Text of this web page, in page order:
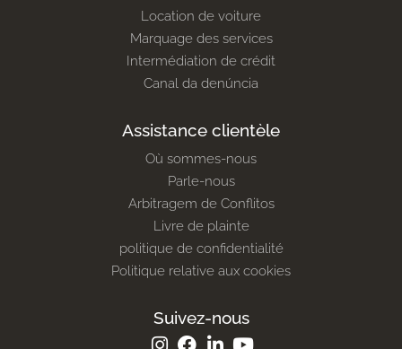
Location de voiture
Marquage des services
Intermédiation de crédit
Canal da denúncia
Assistance clientèle
Où sommes-nous
Parle-nous
Arbitragem de Conflitos
Livre de plainte
politique de confidentialité
Politique relative aux cookies
Suivez-nous